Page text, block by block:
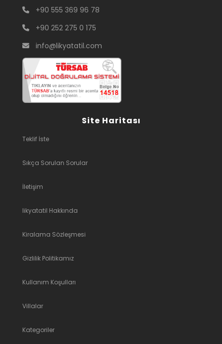
+90 555 369 96 78
+90 252 275 0 175
info@likyatatil.com
Site Haritası
Teklif İste
Sıkça Sorulan Sorular
İletişim
likyatatil Hakkında
Kiralama Sözleşmesi
Gizlilik Politikamız
Kullanım Koşulları
Villalar
Kategoriler